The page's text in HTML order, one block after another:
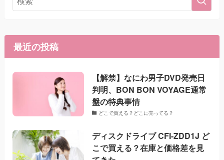
最近の投稿
【解禁】なにわ男子DVD発売日
判明、BON BON VOYAGE通常
盤の特典事情
どこで買える？どこに売ってる？
ディスクドライブ CFI-ZDD1J ど
こで買える？在庫と価格差を見